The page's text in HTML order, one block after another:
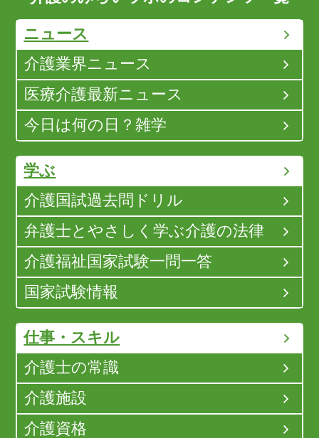
ニュース
介護業界ニュース
医療介護最新ニュース
今日は何の日？雑学
学ぶ
介護国試過去問ドリル
弁護士とやさしく学ぶ介護の法律
介護福祉国家試験一問一答
国家試験情報
仕事・スキル
介護士の常識
介護施設
介護資格